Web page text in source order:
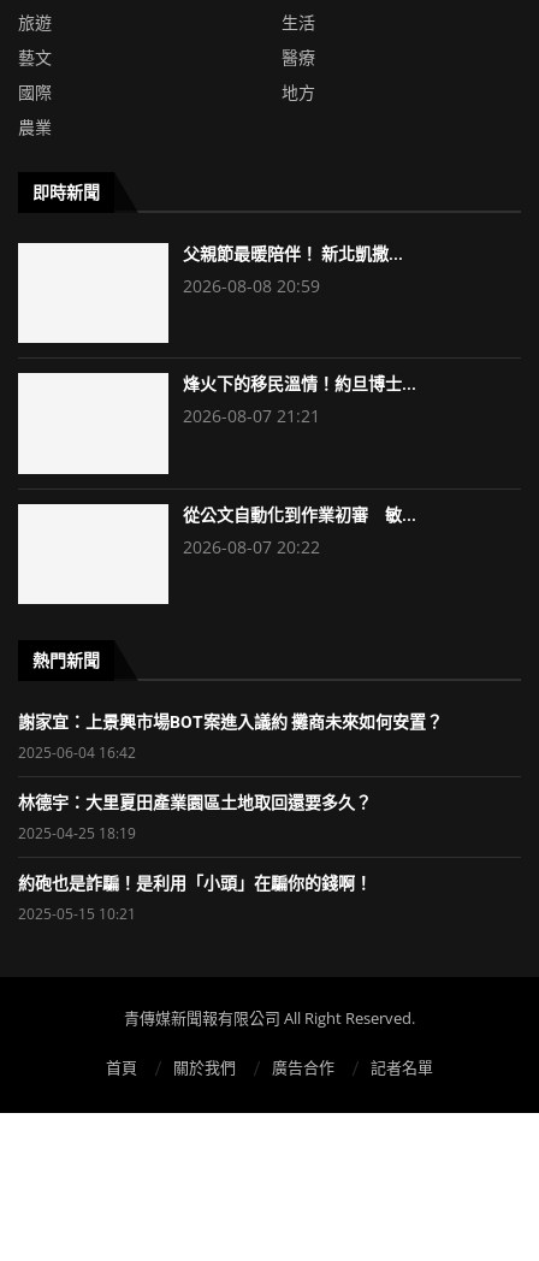
旅遊
生活
藝文
醫療
國際
地方
農業
即時新聞
父親節最暖陪伴！ 新北凱撒...
2026-08-08 20:59
烽火下的移民溫情！約旦博士...
2026-08-07 21:21
從公文自動化到作業初審 敏...
2026-08-07 20:22
熱門新聞
謝家宜：上景興市場BOT案進入議約 攤商未來如何安置？
2025-06-04 16:42
林德宇：大里夏田產業園區土地取回還要多久？
2025-04-25 18:19
約砲也是詐騙！是利用「小頭」在騙你的錢啊！
2025-05-15 10:21
青傳媒新聞報有限公司 All Right Reserved.
首頁 關於我們 廣告合作 記者名單